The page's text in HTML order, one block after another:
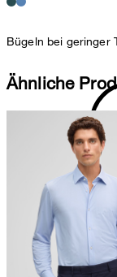
Bügeln bei geringer
chemische
Ähnliche